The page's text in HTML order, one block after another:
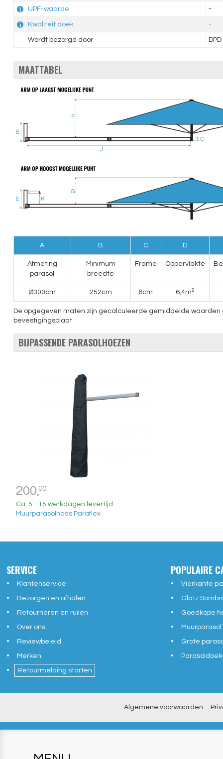
UPF-waarde -
Kwaliteit doek -
Wordt bezorgd door DPD
MAATTABEL
A B C D
Afmeting
parasol
Minimum
breedte
Frame Oppervlakte
Ø300cm 252cm 6cm 6,4m2
De opgegeven maten zijn gecalculeerde gemiddelde waarden
bevestigingsplaat.
BIJPASSENDE PARASOLHOEZEN
200,00
Ca. 5 - 15 werkdagen levertijd
Muurparasolhoes Paraflex
SERVICE
Klantenservice
Bezorgen en afhalen
Retourneren en ruilen
Over ons
Reviewbeleid
Merken
Retourmelding starten
POPULAIRE
Vierkante
Glatz
Goedkope
Muurparasol
Grote
Algemene voorwaarden